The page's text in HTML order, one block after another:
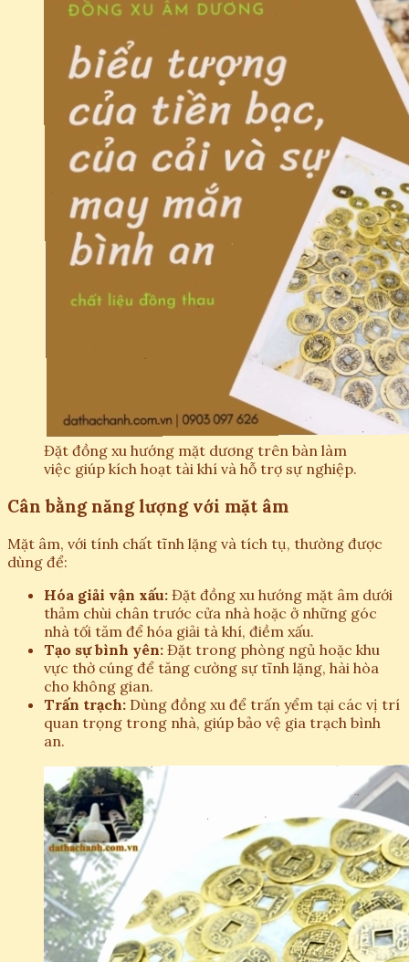
Đặt đồng xu hướng mặt dương trên bàn làm
việc giúp kích hoạt tài khí và hỗ trợ sự nghiệp.
Cân bằng năng lượng với mặt âm
Mặt âm, với tính chất tĩnh lặng và tích tụ, thường được
dùng để:
Hóa giải vận xấu: Đặt đồng xu hướng mặt âm dưới
thảm chùi chân trước cửa nhà hoặc ở những góc
nhà tối tăm để hóa giải tà khí, điềm xấu.
Tạo sự bình yên: Đặt trong phòng ngủ hoặc khu
vực thờ cúng để tăng cường sự tĩnh lặng, hài hòa
cho không gian.
Trấn trạch: Dùng đồng xu để trấn yểm tại các vị trí
quan trọng trong nhà, giúp bảo vệ gia trạch bình
an.